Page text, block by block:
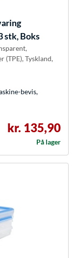
stk, Boks
(TPE), Tyskland,
bevis,
kr. 135,90
På lager